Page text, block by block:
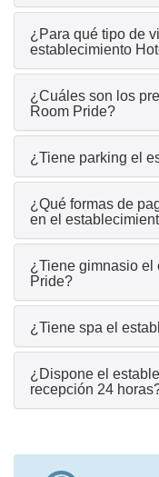
¿Para qué tipo de
establecimiento
¿Cuáles son los
Room Pride?
¿Tiene parking el
¿Qué formas de
en el
¿Tiene gimnasio el
Pride?
¿Tiene spa el
¿Dispone el
recepción 24